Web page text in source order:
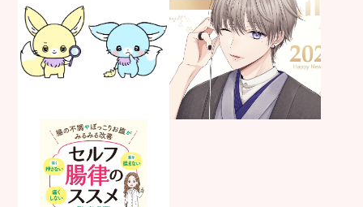
キャラクターデザイン
お仕事
男性
制作年：2025年